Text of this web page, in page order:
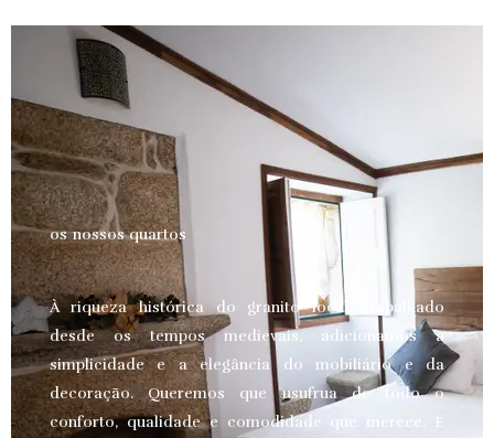
os nossos quartos
À riqueza histórica do granito local, trabalhado
desde os tempos medievais, adicionamos a
simplicidade e a elegância do mobiliário e da
decoração. Queremos que usufrua de todo o
conforto, qualidade e comodidade que merece.
E